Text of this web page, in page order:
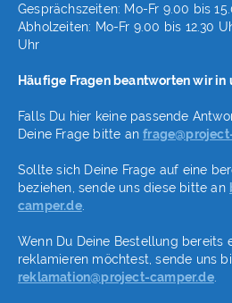
Gesprächszeiten: Mo-Fr 9.00 bis
Abholzeiten: Mo-Fr 9.00 bis 12.30
Uhr
Häufige Fragen beantworten wir in
Falls Du hier keine passende
Deine Frage bitte an
Sollte sich Deine Frage auf eine
beziehen, sende uns diese bitte an
camper.de.
Wenn Du Deine Bestellung bereits
reklamieren möchtest, sende uns
reklamation@project-camper.de.